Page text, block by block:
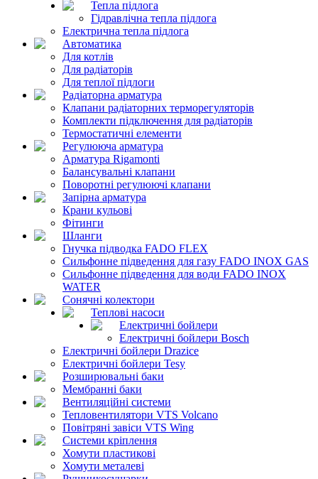
Тепла підлога
Гідравлічна тепла підлога
Електрична тепла підлога
Автоматика
Для котлів
Для радіаторів
Для теплої підлоги
Радіаторна арматура
Клапани радіаторних терморегуляторів
Комплекти підключення для радіаторів
Термостатичні елементи
Регулююча арматура
Арматура Rigamonti
Балансувальні клапани
Поворотні регулюючі клапани
Запірна арматура
Крани кульові
Фітинги
Шланги
Гнучка підводка FADO FLEX
Сильфонне підведення для газу FADO INOX GAS
Сильфонне підведення для води FADO INOX
WATER
Сонячні колектори
Теплові насоси
Електричні бойлери
Електричні бойлери Bosch
Електричні бойлери Drazice
Електричні бойлери Tesy
Розширювальні баки
Мембранні баки
Вентиляційні системи
Тепловентилятори VTS Volcano
Повітряні завіси VTS Wing
Системи кріплення
Хомути пластикові
Хомути металеві